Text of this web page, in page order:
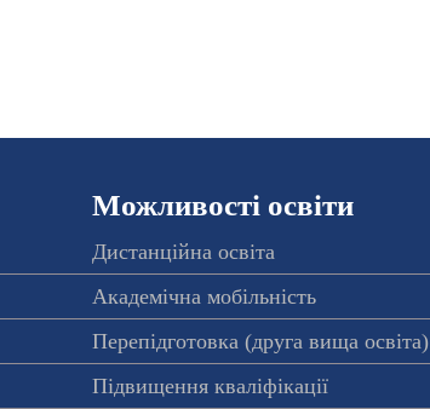
Можливості освіти
Дистанційна освіта
Академічна мобільність
Перепідготовка (друга вища освіта)
Підвищення кваліфікації